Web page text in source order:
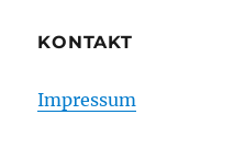
KONTAKT
Impressum